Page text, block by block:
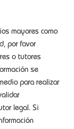
mayores como
por favor
o tutores
se
para realizar
legal. Si